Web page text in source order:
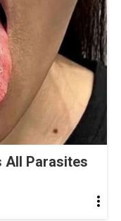
All Parasites